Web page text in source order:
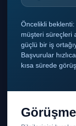
Öncelikli
müşteri süreçleri
güçlü bir iş
Başvurular
kısa sürede